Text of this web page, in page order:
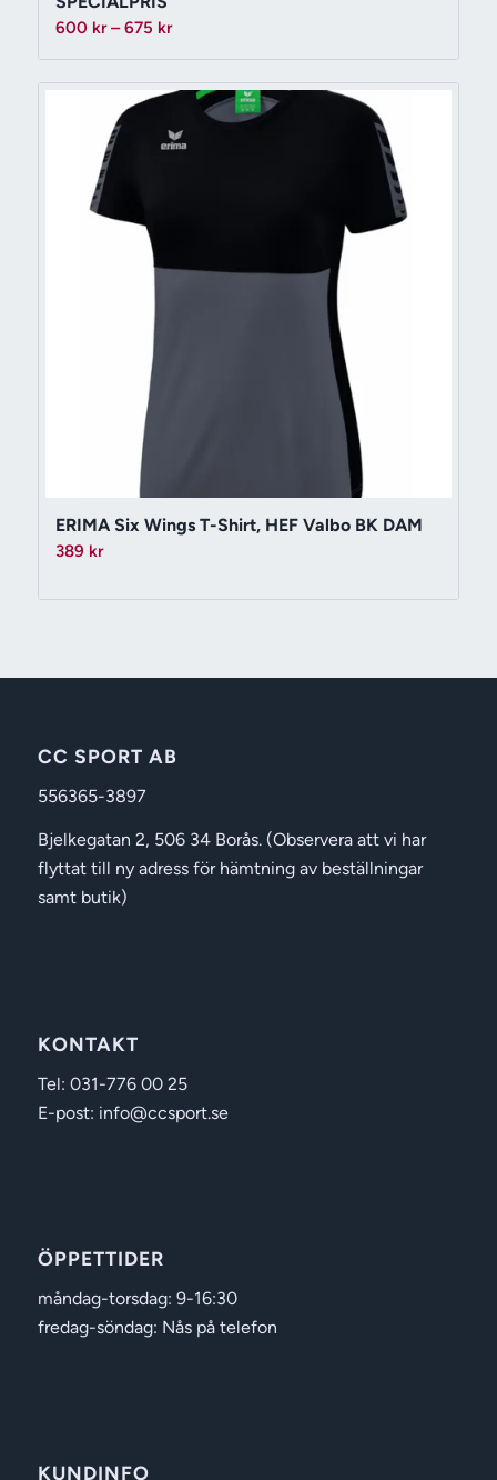
600 kr – 675 krPrisintervall:
till
675 kr
ERIMA Six Wings T-Shirt, HEF Valbo BK DAM
389 kr
CC SPORT AB
556365-3897
Bjelkegatan 2, 506 34 Borås. (Observera att vi har
flyttat till ny adress för hämtning av beställningar
samt butik)
KONTAKT
Tel: 031-776 00 25
E-post: info@ccsport.se
ÖPPETTIDER
måndag-torsdag: 9-16:30
fredag-söndag: Nås på telefon
KUNDINFO